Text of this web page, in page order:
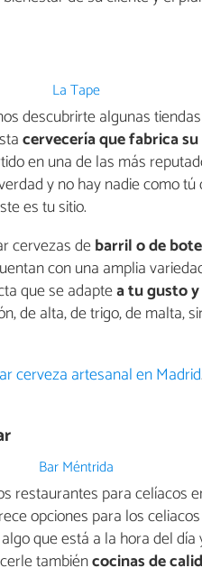
descubrirte algunas
cervecería que fabrica
en una de las más
y no hay nadie como
es tu sitio.
cervezas debarril o de
con una amplia
que se adaptea tu gusto
de alta, de trigo, de malta,
cerveza artesanal en Madrid
restaurantes para celíacos
opciones para los
que está a la hora del
tambiéncocinas de